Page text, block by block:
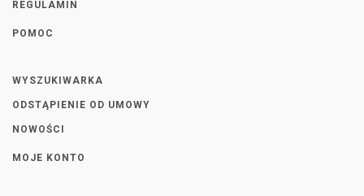
REGULAMIN
POMOC
WYSZUKIWARKA
ODSTĄPIENIE OD UMOWY
NOWOŚCI
MOJE KONTO